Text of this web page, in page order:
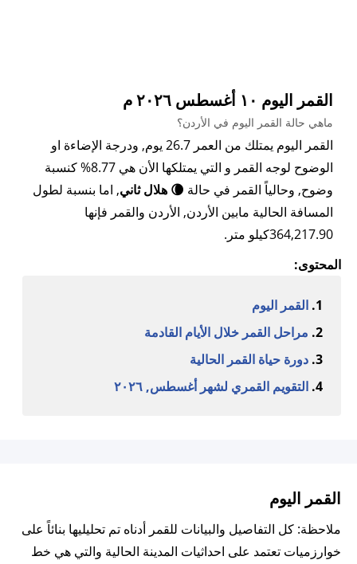
القمر اليوم ١٠ أغسطس ٢٠٢٦ م
ماهي حالة القمر اليوم في الأردن؟
القمر اليوم يمتلك من العمر 26.7 يوم, ودرجة الإضاءة او
الوضوح لوجه القمر و التي يمتلكها الأن هي 8.77% كنسبة
وضوح, وحالياً القمر في حالة 🌘 هلال ثاني, اما بنسبة لطول
المسافة الحالية مابين الأردن, الأردن والقمر فإنها
364,217.90كيلو متر.
المحتوى:
القمر اليوم
مراحل القمر خلال الأيام القادمة
دورة حياة القمر الحالية
التقويم القمري لشهر أغسطس, ٢٠٢٦
القمر اليوم
ملاحظة: كل التفاصيل والبيانات للقمر أدناه تم تحليليها بنائاً على
خوارزميات تعتمد على احداثيات المدينة الحالية والتي هي خط